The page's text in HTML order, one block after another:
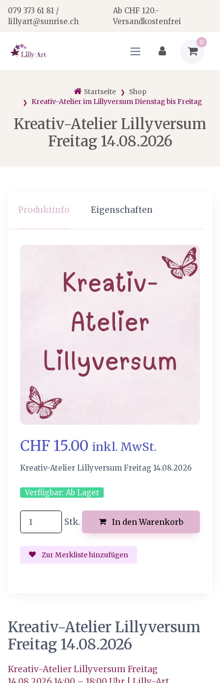
079 373 61 81 /
lillyart@sunrise.ch
Ab CHF 120.-
Versandkostenfrei
0
Startseite
Shop
Kreativ-Atelier im Lillyversum Dienstag bis Freitag
Kreativ-Atelier Lillyversum
Freitag 14.08.2026
Produktinfo Eigenschaften
CHF 15.00 inkl. MwSt.
Kreativ-Atelier Lillyversum Freitag 14.08.2026
Verfügbar: Ab Lager
Stk. In den Warenkorb
Zur Merkliste hinzufügen
Kreativ-Atelier Lillyversum
Freitag 14.08.2026
Kreativ-Atelier Lillyversum Freitag